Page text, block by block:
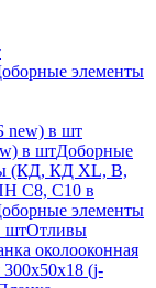
элементы
new) в шт
в штДоборные
(КД, КД XL, В,
С8, С10 в
элементы
штОтливы
околооконная
(j-